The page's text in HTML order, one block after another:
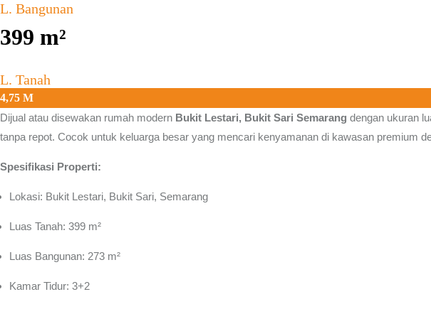
L. Bangunan
399 m²
L. Tanah
4,75 M
Dijual atau disewakan rumah modern Bukit Lestari, Bukit Sari Semarang dengan ukuran
tanpa repot. Cocok untuk keluarga besar yang mencari kenyamanan di kawasan premium
Spesifikasi Properti:
Lokasi: Bukit Lestari, Bukit Sari, Semarang
Luas Tanah: 399 m²
Luas Bangunan: 273 m²
Kamar Tidur: 3+2